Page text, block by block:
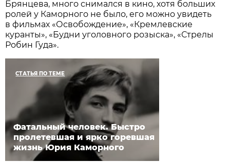
Брянцева, много снимался в кино, хотя больших
ролей у Каморного не было, его можно увидеть
в фильмах «Освобождение», «Кремлевские
куранты», «Будни уголовного розыска», «Стрелы
Робин Гуда».
СТАТЬЯ ПО ТЕМЕ
Фатальный человек. Быстро
пролетевшая и ярко горевшая
жизнь Юрия Каморного